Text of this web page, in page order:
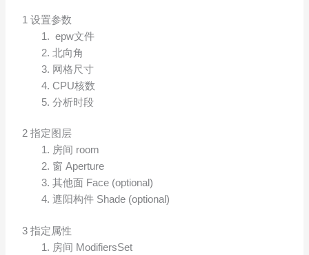
1 设置参数
epw文件
北向角
网格尺寸
CPU核数
分析时段
2 指定图层
房间 room
窗 Aperture
其他面 Face (optional)
遮阳构件 Shade (optional)
3 指定属性
房间 ModifiersSet